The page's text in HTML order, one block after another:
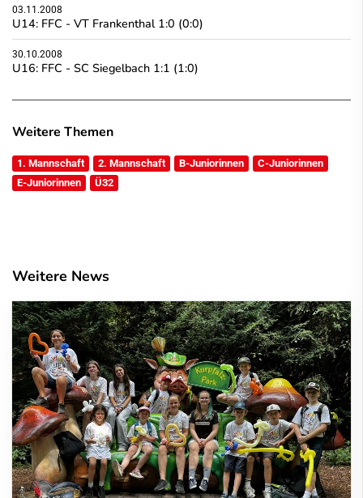
03.11.2008
U14: FFC - VT Frankenthal 1:0 (0:0)
30.10.2008
U16: FFC - SC Siegelbach 1:1 (1:0)
Weitere Themen
1. Mannschaft 2. Mannschaft B-Juniorinnen
C-Juniorinnen
E-Juniorinnen
Ü32
Weitere News